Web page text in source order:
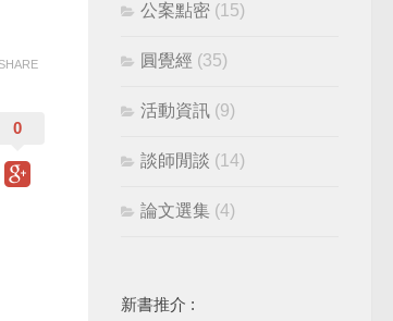
0
公案點密 (15)
圓覺經 (35)
活動資訊 (9)
談師閒談 (14)
論文選集 (4)
新書推介 :